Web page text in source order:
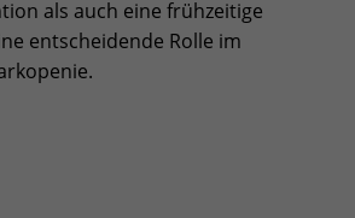
als auch eine frühzeitige
entscheidende Rolle im